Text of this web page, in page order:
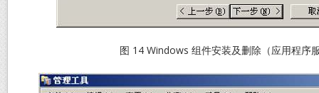
图 14 Windows 组件安装及删除（应用程序